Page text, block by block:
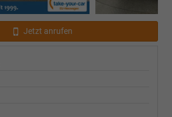
Jetzt anrufen